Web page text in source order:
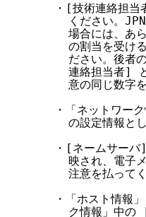
・[技術連絡担当
ください。
場合には、あ
の割当を受け
ださい。後者
連絡担当者]
意の同じ数字を
・「ネットワー
の設定情報と
・[ネームサーバ
映され、電子
注意を払ってく
・「ホスト情報
ク情報」中の